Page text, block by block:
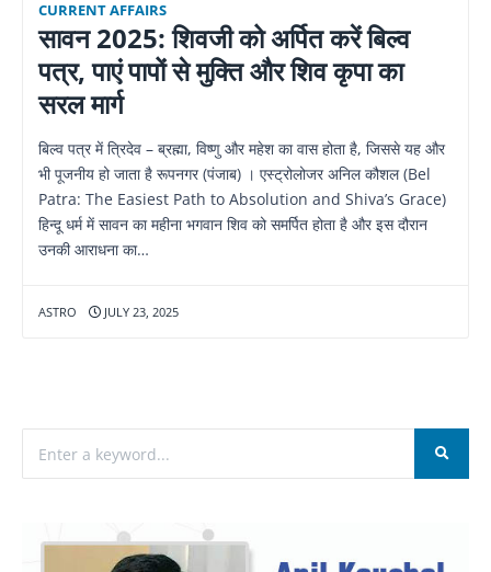
CURRENT AFFAIRS
सावन 2025: शिवजी को अर्पित करें बिल्व
पत्र, पाएं पापों से मुक्ति और शिव कृपा का
सरल मार्ग
बिल्व पत्र में त्रिदेव – ब्रह्मा, विष्णु और महेश का वास होता है, जिससे यह और
भी पूजनीय हो जाता है रूपनगर (पंजाब) । एस्ट्रोलोजर अनिल कौशल (Bel
Patra: The Easiest Path to Absolution and Shiva’s Grace)
हिन्दू धर्म में सावन का महीना भगवान शिव को समर्पित होता है और इस दौरान
उनकी आराधना का…
ASTRO JULY 23, 2025